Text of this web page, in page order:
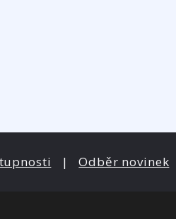
|Odběr novinek